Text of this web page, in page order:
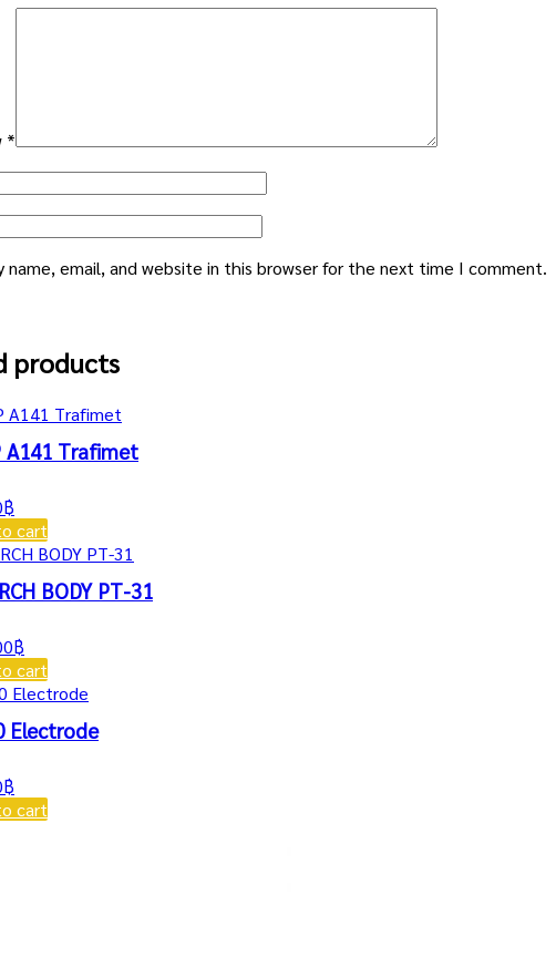
*
name, email, and website in this browser for the next time I comment.
products
A141 Trafimet
฿
cart
BODY PT-31
฿
cart
Electrode
฿
cart